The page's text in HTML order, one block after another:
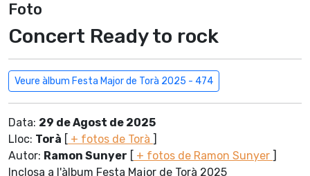
Foto
Concert Ready to rock
Veure àlbum Festa Major de Torà 2025 - 474
Data: 29 de Agost de 2025
Lloc: Torà [ + fotos de Torà ]
Autor: Ramon Sunyer [ + fotos de Ramon Sunyer ]
Inclosa a l'àlbum Festa Major de Torà 2025